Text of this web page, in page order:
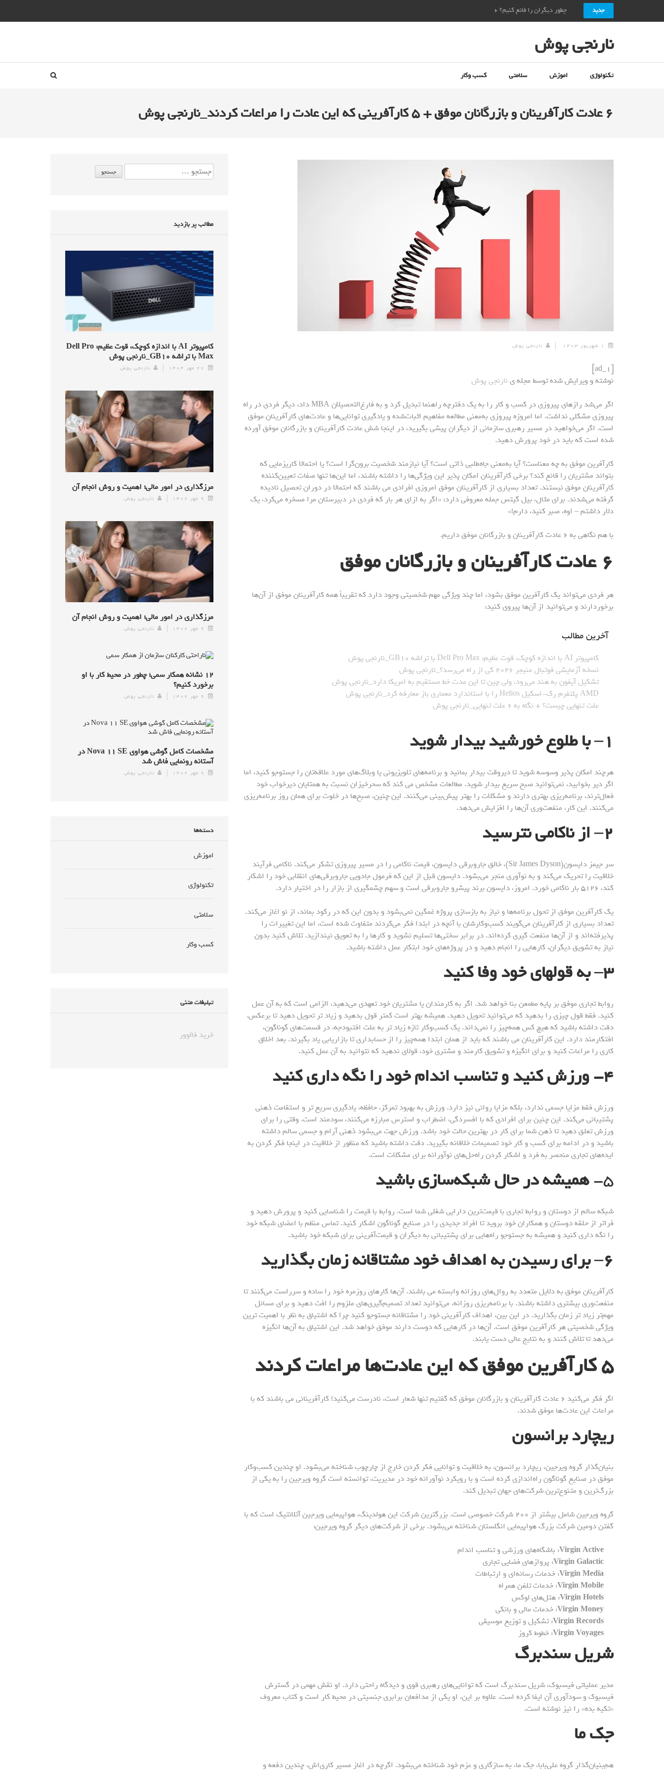
جدید چطور دیگران را قانع کنیم؟ + ۱۰ راز قانع کردن دیگران_نارنجی پوش
نارنجی پوش
تکنولوژی اموزش سلامتی کسب وکار
۶ عادت کارآفرینان و بازرگانان موفق + ۵ کارآفرینی که این عادت را مراعات کردند_نارنجی پوش
۱ شهریور ۱۴۰۳ نارنجی پوش
[ad_1]
نوشته و ویرایش شده توسط مجله ی نارنجی پوش
اگر می‌شد رازهای پیروزی در کسب و کار را به یک دفترچه راهنما تبدیل کرد و به فارغ‌التحصیلان MBA داد، دیگر فردی در راه
پیروزی مشکلی نداشت. اما امروزه پیروزی به‌معنی مطالعه مفاهیم اثبات‌شده و یادگیری توانایی‌ها و عادت‌های کارآفرینان موفق
است. اگر می‌خواهید در مسیر رهبری سازمانی از دیگران پیشی بگیرید، در اینجا شش عادت کارآفرینان و بازرگانان موفق آورده
شده است که باید در خود پرورش دهید.
کارآفرین موفق به چه معناست؟ آیا به‌معنی جاه‌طلبی ذاتی است؟ آیا نیازمند شخصیت برون‌گرا است؟ یا احتمالا کاریزمایی که
بتواند مشتریان را قانع کند؟ برخی کارآفرینان امکان پذیر این ویژگی‌ها را داشته باشند، اما این‌ها تنها صفات تعیین‌کننده‌
کارآفرینان موفق نیستند. تعداد بسیاری از کارآفرینان موفق امروزی افرادی می باشند که احتمالا در دوران تحصیل نادیده
گرفته می‌شدند. برای مثال، بیل گیتس جمله معروفی دارد: «اگر به ازای هر بار که فردی در دبیرستان مرا مسخره می‌کرد، یک
دلار داشتم – اوه، صبر کنید، دارم!»
با هم نگاهی به ۶ عادت کارآفرینان و بازرگانان موفق داریم.
۶ عادت کارآفرینان و بازرگانان موفق
هر فردی می‌تواند یک کارآفرین موفق بشود، اما چند ویژگی مهم شخصیتی وجود دارد که تقریباً همه‌ کارآفرینان موفق از آن‌ها
برخوردارند و می‌توانید از آن‌ها پیروی کنید:
آخرین مطالب
کامپیوتر AI با اندازه کوچک، قوت عظیم: Dell Pro Max با تراشه GB۱۰_نارنجی پوش
نسخه آزمایشی فوتبال منیجر ۲۰۲۶ کی از راه می‌رسد؟_نارنجی پوش
تشکیل آیفون به هند می‌رود، ولی چین تا این مدت خط مستقیم به امریکا دارد_نارنجی پوش
AMD پلتفرم رک-اسکیل Helios را با استاندارد معماری باز معارفه کرد_نارنجی پوش
علت تنهایی چیست؟ + نگاه به ۶ علت تنهایی_نارنجی پوش
۱–با طلوع خورشید بیدار شوید
هرچند امکان پذیر وسوسه شوید تا دیروقت بیدار بمانید و برنامه‌های تلویزیونی یا وبلاگ‌های مورد علاقه‌تان را جستوجو کنید، اما
اگر دیر بخوابید، نمی‌توانید صبح سریع بیدار شوید. مطالعات مشخص می کند که سحرخیزان نسبت به همتایان دیرخواب خود
فعال‌ترند، برنامه‌ریزی بهتری دارند و مشکلات را بهتر پیش‌بینی می‌کنند. این چنین، صبح‌ها در خلوت برای همان روز برنامه‌ریزی
می‌کنند. این کار، منفعت‌وری آن‌ها را افزایش می‌دهد.
۲–از ناکامی نترسید
سر جیمز دایسون(Sir James Dyson)، خالق جاروبرقی دایسون، قیمت ناکامی را در مسیر پیروزی تشکر می‌کند. ناکامی فرآیند
خلاقیت را تحریک می‌کند و به نوآوری منجر می‌بشود. دایسون قبل از این که فرمول جادویی جاروبرقی‌های انقلابی خود را اشکار
کند، ۵۱۲۶ بار ناکامی خورد. امروز، دایسون برند پیشرو جاروبرقی است و سهم چشمگیری از بازار را در اختیار دارد.
یک کارآفرین موفق از تحول برنامه‌ها و نیاز به بازسازی پروژه غمگین نمی‌بشود و بدون این که در رکود بماند، از نو اغاز می‌کند.
تعداد بسیاری از کارآفرینان می‌گویند کسب‌وکارشان با آنچه در ابتدا فکر می‌کردند متفاوت شده است، اما این تغییرات را
پذیرفته‌اند و از آن‌ها منفعت گیری کرده‌اند. در برابر سختی‌ها تسلیم نشوید و کارها را به تعویق نیندازید. تلاش کنید بدون
نیاز به تشویق دیگران، کارهایی را انجام دهید و در پروژه‌های خود ابتکار عمل داشته باشید.
۳–به قولهای خود وفا کنید
روابط تجاری موفق بر پایه مطمعن بنا خواهد شد. اگر به کارمندان یا مشتریان خود تعهدی می‌دهید، الزامی است که به آن عمل
کنید. فقط قول چیزی را بدهید که می‌توانید تحویل دهید. همیشه بهتر است کمتر قول بدهید و زیاد تر تحویل دهید تا برعکس.
دقت داشته باشید که هیچ کس همه‌چیز را نمی‌داند. یک کسب‌وکار تازه زیاد تر به علت افتبودجه، در قسمت‌های گوناگون،
افتکارمند دارد. این کارآفرینان می باشند که باید از همان ابتدا همه‌چیز را از حسابداری تا بازاریابی یاد بگیرند. بعد اخلاق
کاری را مراعات کنید و برای انگیزه و تشویق کارمند و مشتری خود، قولای ندهید که نتوانید به آن عمل کنید.
۴- ورزش کنید و تناسب اندام خود را نگه داری کنید
ورزش فقط مزایا جسمی ندارد، بلکه مزایا روانی نیز دارد. ورزش به بهبود تمرکز، حافظه، یادگیری سریع تر و استقامت ذهنی
پشتیبانی می‌کند. این چنین برای افرادی که با افسردگی، اضطراب و استرس مبارزه می‌کنند، سودمند است. وقتی را برای
ورزش تعلق دهید تا ذهن شما برای کار در بهترین حالت خود باشد. ورزش جهت می‌بشود ذهنی آرام و جسمی سالم داشته
باشید و در ادامه برای کسب و کار خود تصمیمات خلاقانه بگیرید. دقت داشته باشید که منظور از خلاقیت در اینجا فکر کردن به
ایده‌های تجاری منحصر به فرد و اشکار کردن راه‌حل‌های نوآورانه برای مشکلات است.
۵- همیشه در حال شبکه‌سازی باشید
شبکه سالم از دوستان و روابط تجاری با قیمت‌ترین دارایی شغلی شما است. روابط با قیمت را شناسایی کنید و پرورش دهید و
فراتر از حلقه دوستان و همکاران خود بروید تا افراد جدیدی را در صنایع گوناگون اشکار کنید. تماس منظم با اعضای شبکه خود
را نگه داری کنید و همیشه به جستوجو راه‌هایی برای پشتیبانی به دیگران و قیمت‌آفرینی برای شبکه خود باشید.
۶–برای رسیدن به اهداف خود مشتاقانه زمان بگذارید
کارآفرینان موفق به دلایل متعدد به روال‌های روزانه وابسته می باشند. آن‌ها کارهای روزمره خود را ساده و سرراست می‌کنند تا
منفعت‌وری بیشتری داشته باشند. با برنامه‌‌ریزی روزانه، می‌توانید تعداد تصمیم‌گیری‌های ملزوم را افت ‌دهید و برای مسائل
مهم‌تر زیاد تر زمان بگذارید. در این بین، اهداف کارآفرینی خود را مشتاقانه جستوجو کنید چرا که اشتیاق به نظر با اهمیت ترین
ویژگی شخصیتی هر کارآفرین موفق است. آن‌ها در کارهایی که دوست دارند موفق خواهد شد. این اشتیاق به آن‌ها انگیزه
می‌دهد تا تلاش کنند و به نتایج عالی دست یابند.
۵کارآفرین موفق که این عادت‌ها مراعات کردند
اگر فکر می‌کنید ۶ عادت کارآفرینان و بازرگانان موفق که گفتیم تنها شعار است، نادرست می‌کنید! کارآفرینانی می باشند که با
مراعات این عادت‌ها موفق شدند.
ریچارد برانسون
بنیان‌گذار گروه ویرجین، ریچارد برانسون، به خلاقیت و توانایی فکر کردن خارج از چارچوب شناخته می‌بشود. او چندین کسب‌وکار
موفق در صنایع گوناگون راه‌اندازی کرده است و با رویکرد نوآورانه خود در مدیریت، توانسته است گروه ویرجین را به یکی از
بزرگ‌ترین و متنوع‌ترین شرکت‌های جهان تبدیل کند.
گروه ویرجین شامل بیشتر از ۲۰۰ شرکت خصوصی است. بزرگترین شرکت این هولدینگ، هواپیمایی ویرجین آتلانتیک است که با
گفتن دومین شرکت بزرگ هواپیمایی انگلستان شناخته می‌بشود. برخی از شرکت‌های دیگر گروه ویرجین:
Virgin Active: باشگاه‌های ورزشی و تناسب اندام
Virgin Galactic: پروازهای فضایی تجاری
Virgin Media: خدمات رسانه‌ای و ارتباطات
Virgin Mobile: خدمات تلفن همراه
Virgin Hotels: هتل‌های لوکس
Virgin Money: خدمات مالی و بانکی
Virgin Records: تشکیل و توزیع موسیقی
Virgin Voyages: خطوط کروز
شریل سندبرگ
مدیر عملیاتی فیسبوک، شریل سندبرگ است که توانایی‌های رهبری قوی و دیدگاه راحتی دارد. او نقش مهمی در گسترش
فیسبوک و سودآوری آن ایفا کرده است. علاوه بر این، او یکی از مدافعان برابری جنسیتی در محیط کار است و کتاب معروف
«تکیه بده» را نیز نوشته است.
جک ما
هم‌بنیان‌گذار گروه علی‌بابا، جک ما، به سازگاری و عزم خود شناخته می‌بشود. اگرچه در اغاز مسیر کاری‌اش، چندین دفعه و
مطالب پر بازدید
کامپیوتر AI با اندازه کوچک، قوت عظیم: Dell Pro
Max با تراشه GB۱۰_نارنجی پوش
۲۷ مهر ۱۴۰۴ نارنجی پوش
مرزگذاری در امور مالی؛ اهمیت و روش انجام آن
۹ مهر ۱۴۰۲ نارنجی پوش
مرزگذاری در امور مالی؛ اهمیت و روش انجام آن
۹ مهر ۱۴۰۲ نارنجی پوش
۱۲ نشانه همکار سمی؛ چطور در محیط کار با او
برخورد کنیم؟
۹ مهر ۱۴۰۲ نارنجی پوش
مشخصات کامل گوشی هواوی Nova ۱۱ SE در
آستانه رونمایی فاش شد
۹ مهر ۱۴۰۲ نارنجی پوش
دسته‌ها
اموزش
تکنولوژی
سلامتی
کسب وکار
تبلبغات متنی
خرید فالوور